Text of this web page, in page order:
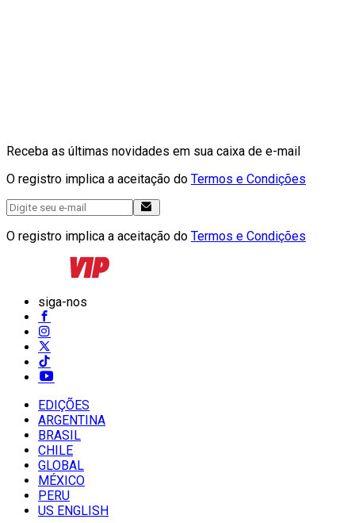
Receba as últimas novidades em sua caixa de e-mail
O registro implica a aceitação do Termos e Condições
O registro implica a aceitação do Termos e Condições
siga-nos
EDIÇÕES
ARGENTINA
BRASIL
CHILE
GLOBAL
MÉXICO
PERU
US ENGLISH